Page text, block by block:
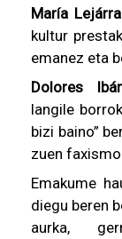
María
kultur
emanez eta
Dolores
langile
bizi baino”
zuen
Emakume
diegu beren
aurka,